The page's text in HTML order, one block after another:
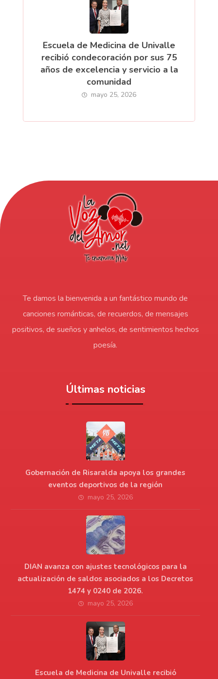
Escuela de Medicina de Univalle
recibió condecoración por sus 75
años de excelencia y servicio a la
comunidad
mayo 25, 2026
Te damos la bienvenida a un fantástico mundo de
canciones románticas, de recuerdos, de mensajes
positivos, de sueños y anhelos, de sentimientos hechos
poesía.
Últimas noticias
Gobernación de Risaralda apoya los grandes
eventos deportivos de la región
mayo 25, 2026
DIAN avanza con ajustes tecnológicos para la
actualización de saldos asociados a los Decretos
1474 y 0240 de 2026.
mayo 25, 2026
Escuela de Medicina de Univalle recibió